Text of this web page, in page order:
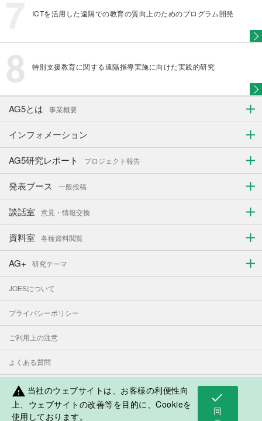
ICTを活用した遠隔での教育の質向上のためのプログラム開発
特別支援教育に関する遠隔指導実施に向けた実践的研究
AG5とは 事業概要
インフォメーション
AG5研究レポート プロジェクト報告
発表ブース 一般投稿
談話室 意見・情報交換
資料室 各種資料閲覧
AG+ 研究テーマ
JOESについて
プライバシーポリシー
ご利用上の注意
よくある質問
お問い合わせ
表示モード：
warning 当社のウェブサイトは、お客様の利便性向
上、ウェブサイトの改善等を目的に、Cookieを
使用しております。
check
同